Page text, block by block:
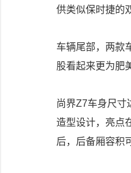
供类似保时捷的
车辆尾部，两款
股看起来更为肥
尚界Z7车身尺寸
造型设计，亮点
后，后备厢容积